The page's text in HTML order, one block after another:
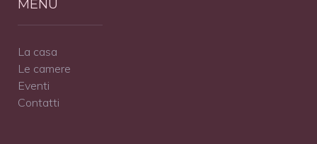
MENU
La casa
Le camere
Eventi
Contatti